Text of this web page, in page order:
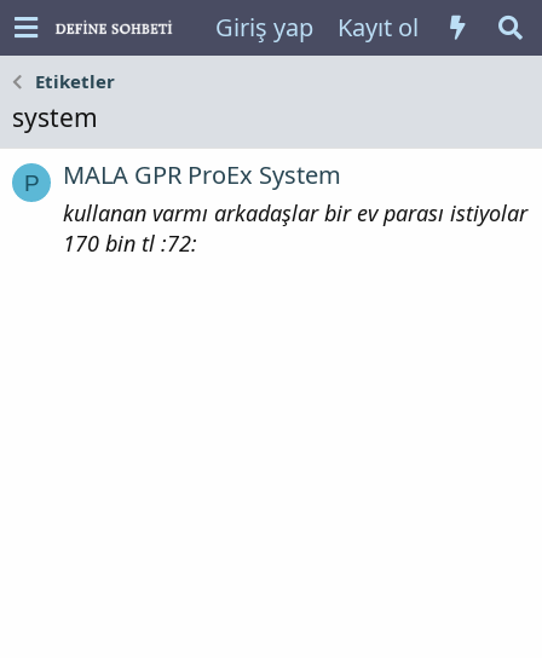
Giriş yap Kayıt ol
Etiketler
system
P MALA GPR ProEx System
kullanan varmı arkadaşlar bir ev parası istiyolar
170 bin tl :72: